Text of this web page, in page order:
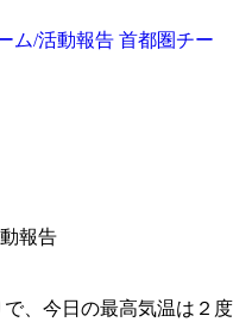
ム/活動報告 首都圏チー
報告
、今日の最高気温は２度